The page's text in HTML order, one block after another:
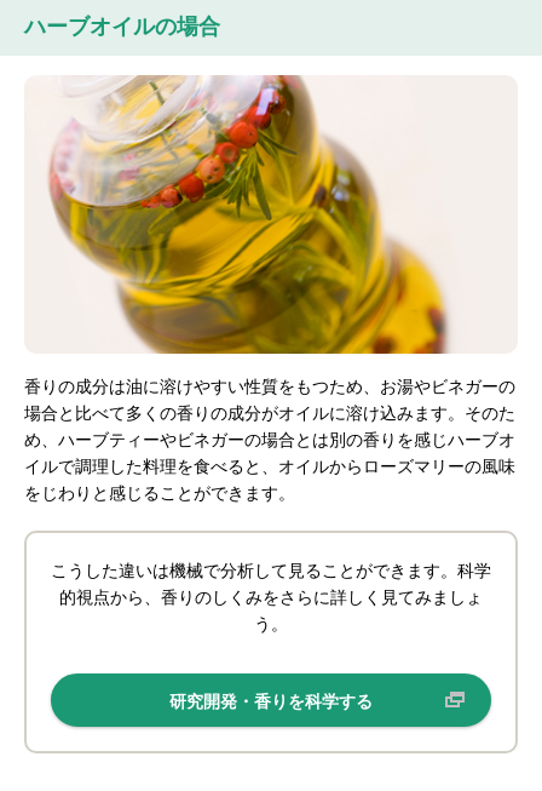
ハーブオイルの場合
香りの成分は油に溶けやすい性質をもつため、お湯やビネガーの
場合と比べて多くの香りの成分がオイルに溶け込みます。そのた
め、ハーブティーやビネガーの場合とは別の香りを感じハーブオ
イルで調理した料理を食べると、オイルからローズマリーの風味
をじわりと感じることができます。
こうした違いは機械で分析して見ることができます。科学
的視点から、香りのしくみをさらに詳しく見てみましょ
う。
研究開発・香りを科学する